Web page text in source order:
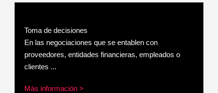
Toma de decisiones
En las negociaciones que se entablen con
proveedores, entidades financieras, empleados o
clientes ...
Más información >